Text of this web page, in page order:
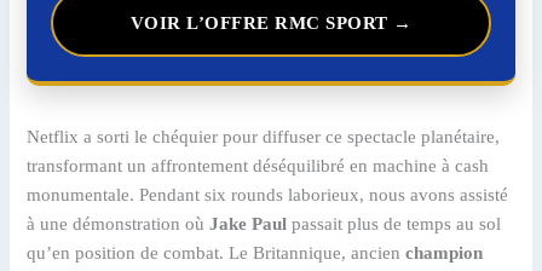
VOIR L’OFFRE RMC SPORT →
Netflix a sorti le chéquier pour diffuser ce spectacle planétaire,
transformant un affrontement déséquilibré en machine à cash
monumentale. Pendant six rounds laborieux, nous avons assisté
à une démonstration oùJake Paul passait plus de temps au sol
qu’en position de combat. Le Britannique, ancienchampion